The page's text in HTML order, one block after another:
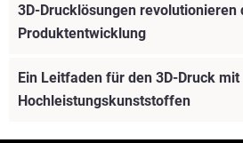
3D-Drucklösungen revolutionieren
Produktentwicklung
Ein Leitfaden für den 3D-Druck mit
Hochleistungskunststoffen